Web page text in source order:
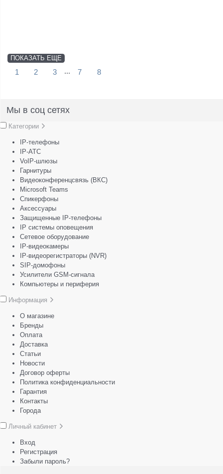
ПОКАЗАТЬ ЕЩЕ
1 2 3 ... 7 8
Мы в соц сетях
Категории
IP-телефоны
IP-АТС
VoIP-шлюзы
Гарнитуры
Видеоконференцсвязь (ВКС)
Microsoft Teams
Спикерфоны
Аксессуары
Защищенные IP-телефоны
IP системы оповещения
Сетевое оборудование
IP-видеокамеры
IP-видеорегистраторы (NVR)
SIP-домофоны
Усилители GSM-сигнала
Компьютеры и периферия
Информация
О магазине
Бренды
Оплата
Доставка
Статьи
Новости
Договор оферты
Политика конфиденциальности
Гарантия
Контакты
Города
Личный кабинет
Вход
Регистрация
Забыли пароль?